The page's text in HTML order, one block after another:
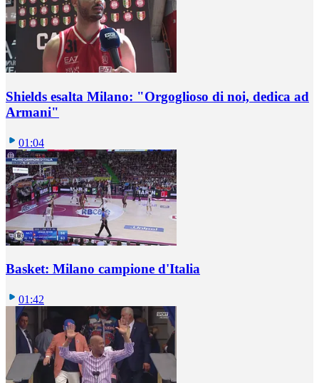
Shields esalta Milano: "Orgoglioso di noi, dedica ad
Armani"
01:04
Basket: Milano campione d'Italia
01:42